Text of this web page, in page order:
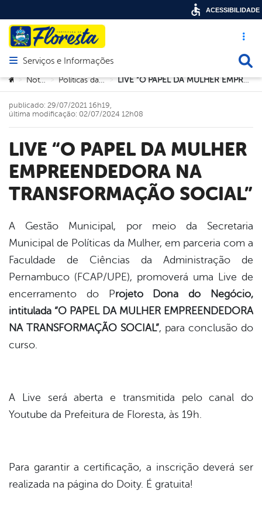
Acesso
Abrir menu principal de navegação
Serviços e Informações
Você está aqui:
> Notícias > Políticas da Mulher > LIVE “O PAPEL DA MULHER EMPREENDEDORA NA TRANSFORMAÇÃO SOCIAL”
LIVE “O PAPEL DA MULHER
EMPREENDEDORA NA
TRANSFORMAÇÃO SOCIAL”
publicado: 29/07/2021 16h19,
última modificação: 02/07/2024 12h08
A Gestão Municipal, por meio da Secretaria
Municipal de Políticas da Mulher, em parceria com a
Faculdade de Ciências da Administração de
Pernambuco (FCAP/UPE), promoverá uma Live de
encerramento do Projeto Dona do Negócio,
intitulada “O PAPEL DA MULHER EMPREENDEDORA
NA TRANSFORMAÇÃO SOCIAL”, para conclusão do
curso.
A Live será aberta e transmitida pelo canal do
Youtube da Prefeitura de Floresta, às 19h.
Para garantir a certificação, a inscrição deverá ser
realizada na página do Doity. É gratuita!
ACESSIBILIDADE